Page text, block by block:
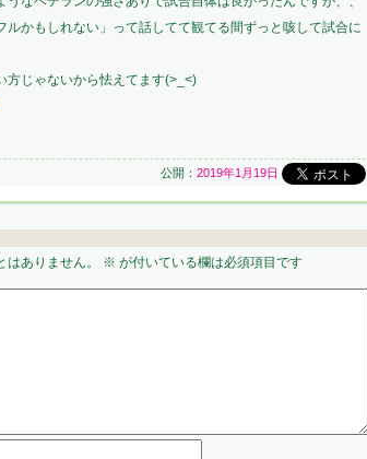
ルかもしれない」って話してて観てる間ずっと咳して試合に
方じゃないから怯えてます(>_<)
公開： 2019年1月19日
ありません。
※ が付いている欄は必須項目です